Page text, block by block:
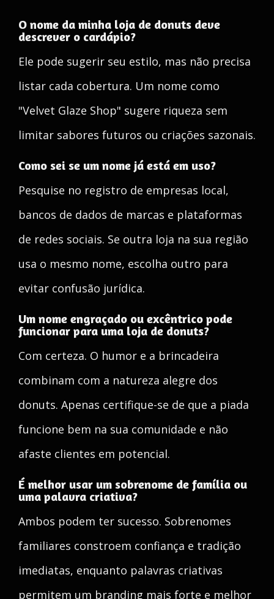
O nome da minha loja de donuts deve
descrever o cardápio?
Ele pode sugerir seu estilo, mas não precisa
listar cada cobertura. Um nome como
"Velvet Glaze Shop" sugere riqueza sem
limitar sabores futuros ou criações sazonais.
Como sei se um nome já está em uso?
Pesquise no registro de empresas local,
bancos de dados de marcas e plataformas
de redes sociais. Se outra loja na sua região
usa o mesmo nome, escolha outro para
evitar confusão jurídica.
Um nome engraçado ou excêntrico pode
funcionar para uma loja de donuts?
Com certeza. O humor e a brincadeira
combinam com a natureza alegre dos
donuts. Apenas certifique-se de que a piada
funcione bem na sua comunidade e não
afaste clientes em potencial.
É melhor usar um sobrenome de família ou
uma palavra criativa?
Ambos podem ter sucesso. Sobrenomes
familiares constroem confiança e tradição
imediatas, enquanto palavras criativas
permitem um branding mais forte e melhor